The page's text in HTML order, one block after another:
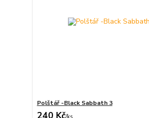
Polštář -Black Sabbath 3
240 Kč